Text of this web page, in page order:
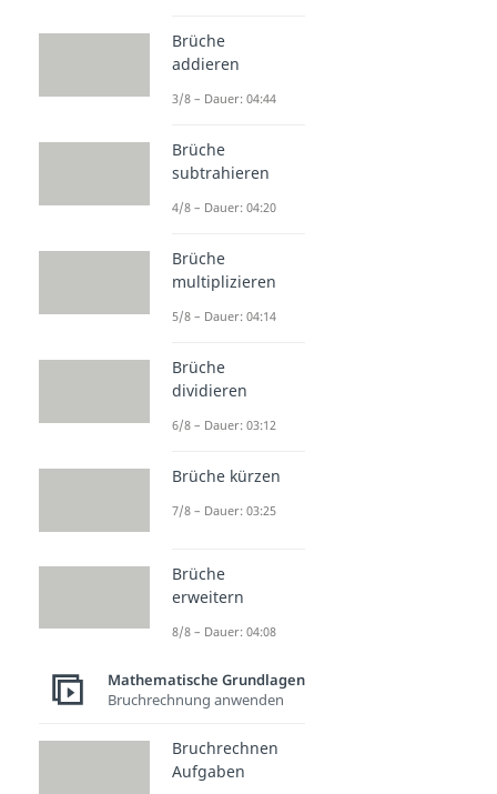
Brüche
addieren
3/8 – Dauer: 04:44
Brüche
subtrahieren
4/8 – Dauer: 04:20
Brüche
multiplizieren
5/8 – Dauer: 04:14
Brüche
dividieren
6/8 – Dauer: 03:12
Brüche kürzen
7/8 – Dauer: 03:25
Brüche
erweitern
8/8 – Dauer: 04:08
Mathematische Grundlagen
Bruchrechnung anwenden
Bruchrechnen
Aufgaben